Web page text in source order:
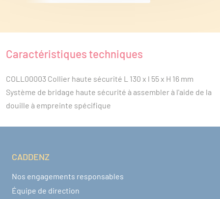
Caractéristiques techniques
COLL00003 Collier haute sécurité L 130 x l 55 x H 16 mm
Système de bridage haute sécurité à assembler à l'aide de la
douille à empreinte spécifique
Navigation pied de page
CADDENZ
Nos engagements responsables
Équipe de direction